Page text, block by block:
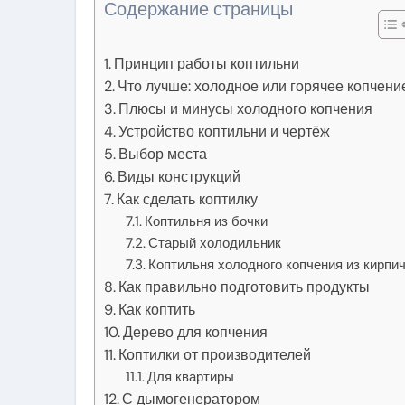
Содержание страницы
Принцип работы коптильни
Что лучше: холодное или горячее
Плюсы и минусы холодного копчения
Устройство коптильни и чертёж
Выбор места
Виды конструкций
Как сделать коптилку
Коптильня из бочки
Старый холодильник
Коптильня холодного копчения из
Как правильно подготовить продукты
Как коптить
Дерево для копчения
Коптилки от производителей
Для квартиры
С дымогенератором